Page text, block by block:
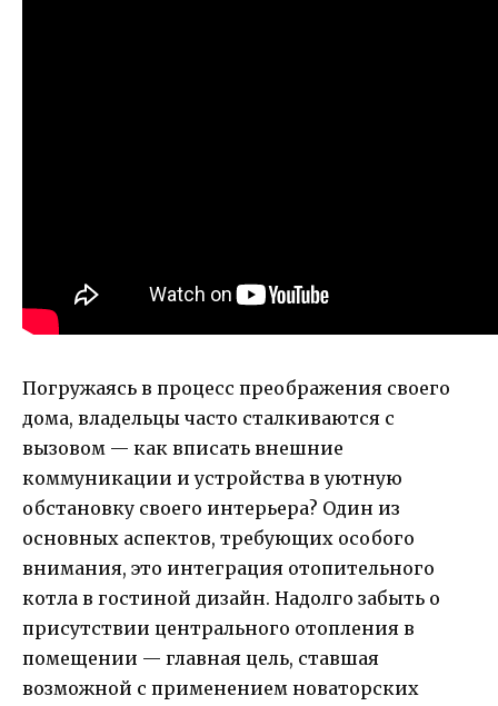
Погружаясь в процесс преображения своего
дома, владельцы часто сталкиваются с
вызовом — как вписать внешние
коммуникации и устройства в уютную
обстановку своего интерьера? Один из
основных аспектов, требующих особого
внимания, это интеграция отопительного
котла в гостиной дизайн. Надолго забыть о
присутствии центрального отопления в
помещении — главная цель, ставшая
возможной с применением новаторских